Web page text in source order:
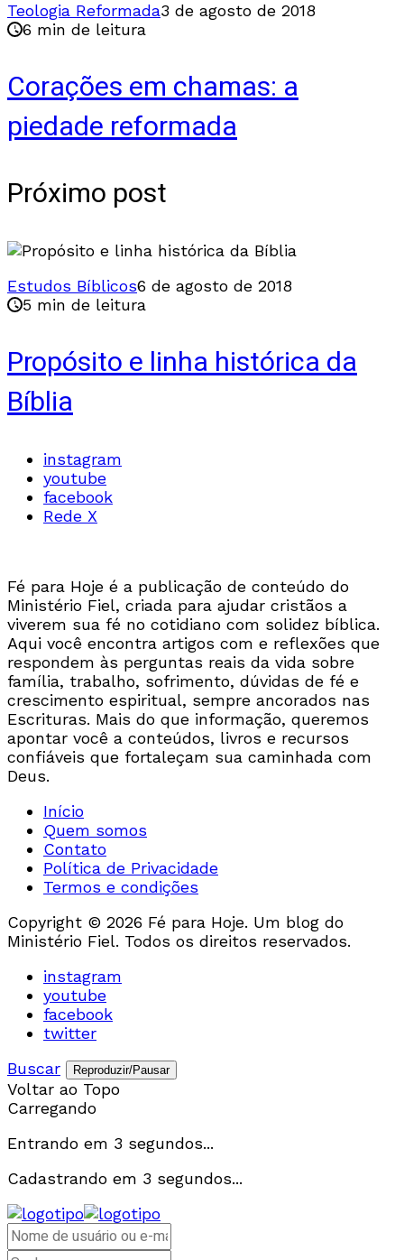
Teologia Reformada3 de agosto de 2018
6 min de leitura
Corações em chamas: a
piedade reformada
Próximo post
Estudos Bíblicos6 de agosto de 2018
5 min de leitura
Propósito e linha histórica da
Bíblia
instagram
youtube
facebook
Rede X
Fé para Hoje é a publicação de conteúdo do
Ministério Fiel, criada para ajudar cristãos a
viverem sua fé no cotidiano com solidez bíblica.
Aqui você encontra artigos com e reflexões que
respondem às perguntas reais da vida sobre
família, trabalho, sofrimento, dúvidas de fé e
crescimento espiritual, sempre ancorados nas
Escrituras. Mais do que informação, queremos
apontar você a conteúdos, livros e recursos
confiáveis que fortaleçam sua caminhada com
Deus.
Início
Quem somos
Contato
Política de Privacidade
Termos e condições
Copyright © 2026 Fé para Hoje. Um blog do
Ministério Fiel. Todos os direitos reservados.
instagram
youtube
facebook
twitter
Buscar
Reproduzir/Pausar
Voltar ao Topo
Carregando
Entrando em 3 segundos...
Cadastrando em 3 segundos...